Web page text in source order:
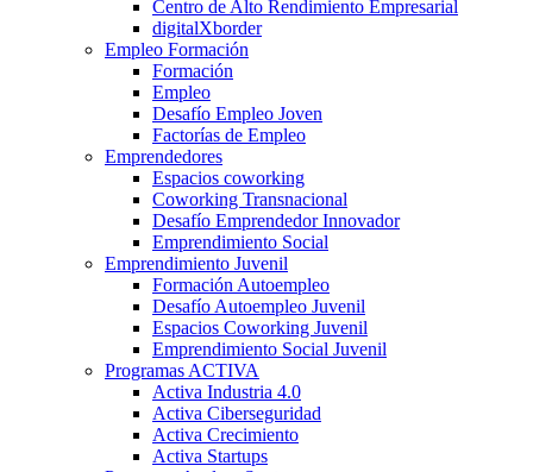
Centro de Alto Rendimiento Empresarial
digitalXborder
Empleo Formación
Formación
Empleo
Desafío Empleo Joven
Factorías de Empleo
Emprendedores
Espacios coworking
Coworking Transnacional
Desafío Emprendedor Innovador
Emprendimiento Social
Emprendimiento Juvenil
Formación Autoempleo
Desafío Autoempleo Juvenil
Espacios Coworking Juvenil
Emprendimiento Social Juvenil
Programas ACTIVA
Activa Industria 4.0
Activa Ciberseguridad
Activa Crecimiento
Activa Startups